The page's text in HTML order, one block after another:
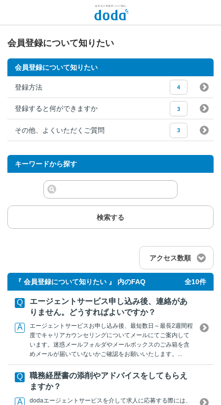
会員登録について知りたい
会員登録について知りたい
登録方法 4
登録すると何ができますか 3
その他、よくいただくご質問 3
キーワードから探す
検索する
アクセス数順
『 会員登録について知りたい 』 内のFAQ 全10件
エージェントサービス申し込み後、連絡があ
りません。どうすればよいですか？
エージェントサービスお申し込み後、最短数日～最長2週間程
度でキャリアカウンセリングについてメールにてご案内して
います。迷惑メールフォルダやメールボックスのごみ箱を含
めメールが届いていないかご確認をお願いいたします。...
職務経歴書の添削やアドバイスをしてもらえ
ますか？
dodaエージェントサービスを介して求人に応募する際には、